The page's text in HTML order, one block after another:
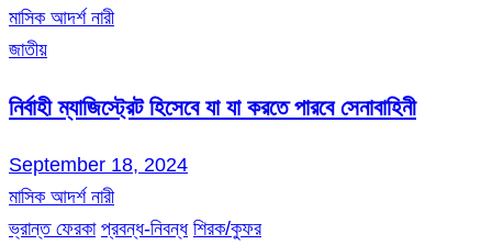
মাসিক আদর্শ নারী
জাতীয়
নির্বাহী ম্যাজিস্ট্রেট হিসেবে যা যা করতে পারবে সেনাবাহিনী
September 18, 2024
মাসিক আদর্শ নারী
ভ্রান্ত ফেরকা প্রবন্ধ-নিবন্ধ শিরক/কুফর